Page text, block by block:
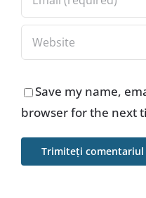
Save my name,
browser for the next